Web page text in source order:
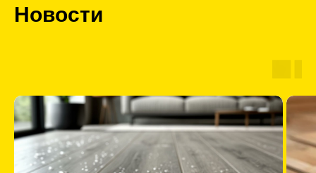
Новости